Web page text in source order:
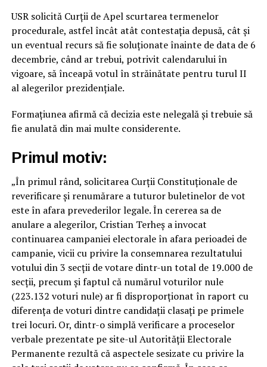
USR solicită Curții de Apel scurtarea termenelor
procedurale, astfel încât atât contestația depusă, cât și
un eventual recurs să fie soluționate înainte de data de 6
decembrie, când ar trebui, potrivit calendarului în
vigoare, să înceapă votul în străinătate pentru turul II
al alegerilor prezidențiale.
Formațiunea afirmă că decizia este nelegală și trebuie să
fie anulată din mai multe considerente.
Primul motiv:
„În primul rând, solicitarea Curții Constituționale de
reverificare și renumărare a tuturor buletinelor de vot
este în afara prevederilor legale. În cererea sa de
anulare a alegerilor, Cristian Terheș a invocat
continuarea campaniei electorale în afara perioadei de
campanie, vicii cu privire la consemnarea rezultatului
votului din 3 secții de votare dintr-un total de 19.000 de
secții, precum și faptul că numărul voturilor nule
(223.132 voturi nule) ar fi disproporționat în raport cu
diferența de voturi dintre candidații clasați pe primele
trei locuri. Or, dintr-o simplă verificare a proceselor
verbale prezentate pe site-ul Autorității Electorale
Permanente rezultă că aspectele sesizate cu privire la